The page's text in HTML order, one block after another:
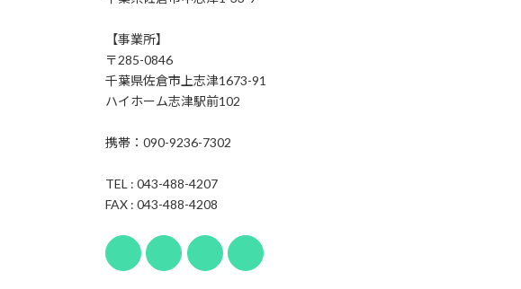
【事業所】
〒285-0846
千葉県佐倉市上志津1673-91
ハイホーム志津駅前102
携帯：090-9236-7302
TEL : 043-488-4207
FAX : 043-488-4208